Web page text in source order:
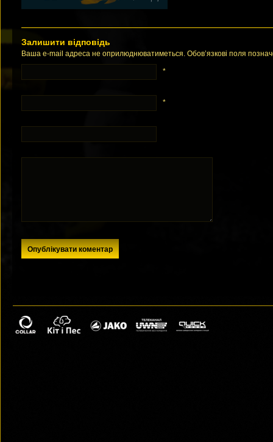
Залишити відповідь
Ваша e-mail адреса не оприлюднюватиметься. Обов’язкові поля
*
*